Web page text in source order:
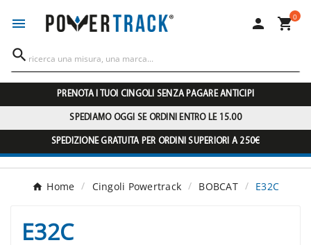
  0

PRENOTA I TUOI CINGOLI SENZA PAGARE ANTICIPI
SPEDIAMO OGGI SE ORDINI ENTRO LE 15.00
SPEDIZIONE GRATUITA PER ORDINI SUPERIORI A 250€
Home Cingoli Powertrack BOBCAT E32C
E32C